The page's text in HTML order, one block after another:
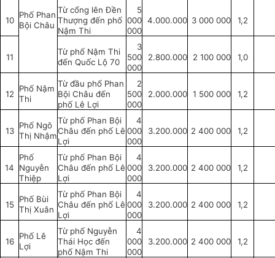
Phố Phan
Bội Châu
10
Từ cổng lên Đền
Thượng đến phố
Nậm Thi
5
000
000
4.000.000 3 000 000 1,2
11
Từ phố Nậm Thi
đến Quốc Lộ 70
3
500
000
2.800.000 2 100 000 1,0
12
Phố Nậm
Thi
Từ đầu phố Phan
Bội Châu đến
phố Lê Lợi
2
500
000
2.000.000 1 500 000 1,2
13
Phố Ngô
Thị Nhậm
Từ phố Phan Bội
Châu đến phố Lê
Lợi
4
000
000
3.200.000 2 400 000 1,2
14
Phố
Nguyễn
Thiệp
Từ phố Phan Bội
Châu đến phố Lê
Lợi
4
000
000
3.200.000 2 400 000 1,2
15
Phố Bùi
Thị Xuân
Từ phố Phan Bội
Châu đến phố Lê
Lợi
4
000
000
3.200.000 2 400 000 1,2
16
Phố Lê
Lợi
Từ phố Nguyễn
Thái Học đến
phố Nậm Thi
4
000
000
3.200.000 2 400 000 1,2